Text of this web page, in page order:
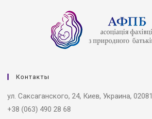
Контакты
ул. Саксаганского, 24, Киев, Украина, 02081
+38 (063) 490 28 68